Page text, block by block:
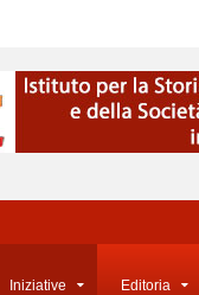
Iniziative Editoria